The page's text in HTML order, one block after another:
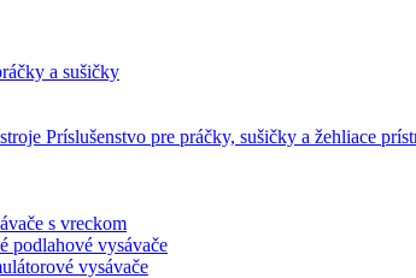
a sušičky
Príslušenstvo pre práčky, sušičky a žehliace
s vreckom
podlahové vysávače
vysávače